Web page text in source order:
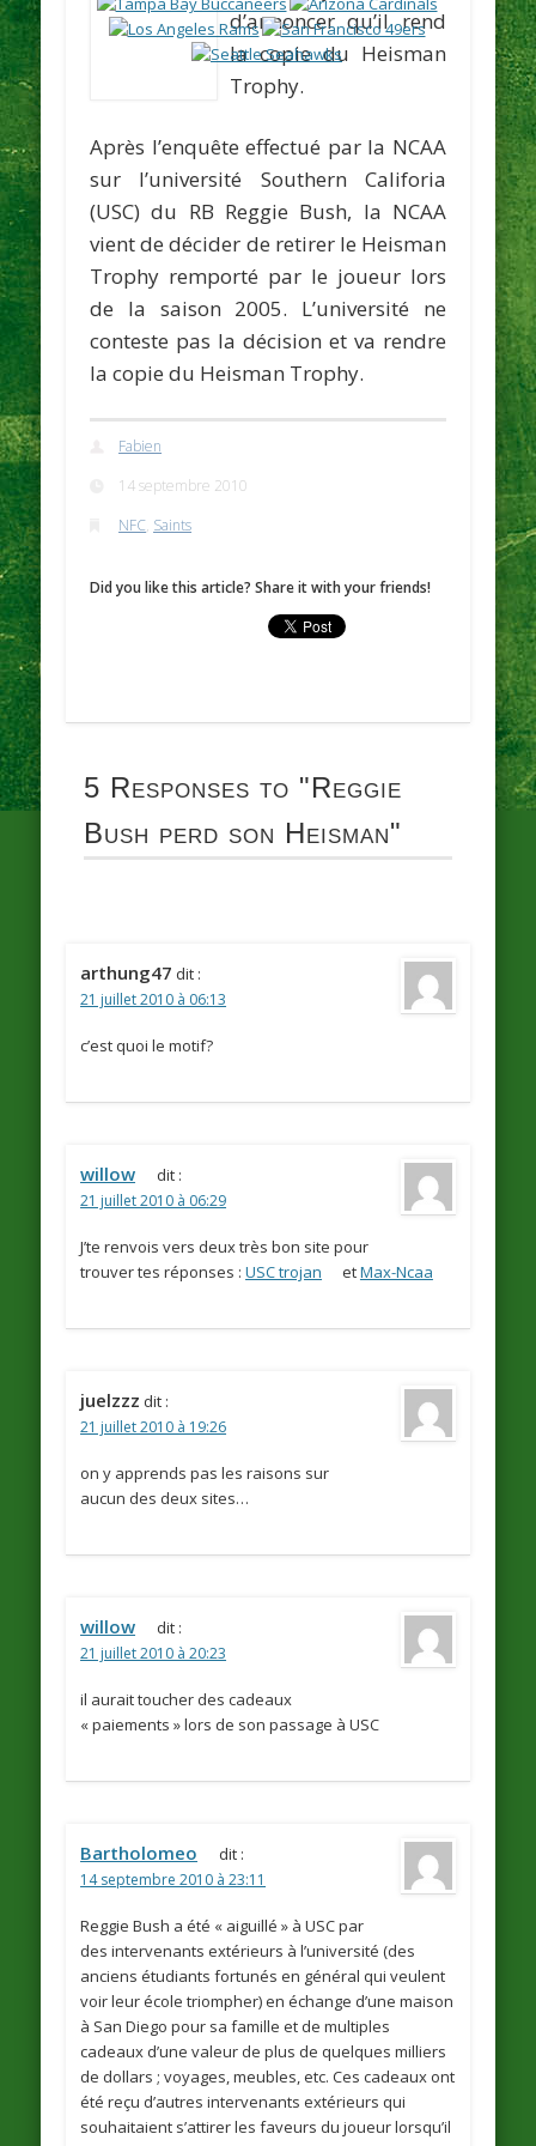
d’annoncer qu’il rend
la copie du Heisman
Trophy.
Après l’enquête effectué par la NCAA
sur l’université Southern Califoria
(USC) du RB Reggie Bush, la NCAA
vient de décider de retirer le Heisman
Trophy remporté par le joueur lors
de la saison 2005. L’université ne
conteste pas la décision et va rendre
la copie du Heisman Trophy.
Fabien
14 septembre 2010
NFC, Saints
Did you like this article? Share it with your friends!
5 Responses to "Reggie
Bush perd son Heisman"
arthung47 dit :
21 juillet 2010 à 06:13
c’est quoi le motif?
willow dit :
21 juillet 2010 à 06:29
J’te renvois vers deux très bon site pour
trouver tes réponses :USC trojan etMax-Ncaa
juelzzz dit :
21 juillet 2010 à 19:26
on y apprends pas les raisons sur
aucun des deux sites…
willow dit :
21 juillet 2010 à 20:23
il aurait toucher des cadeaux
« paiements » lors de son passage à USC
Bartholomeo dit :
14 septembre 2010 à 23:11
Reggie Bush a été « aiguillé » à USC par
des intervenants extérieurs à l’université (des
anciens étudiants fortunés en général qui veulent
voir leur école triompher) en échange d’une maison
à San Diego pour sa famille et de multiples
cadeaux d’une valeur de plus de quelques milliers
de dollars ; voyages, meubles, etc. Ces cadeaux ont
été reçu d’autres intervenants extérieurs qui
souhaitaient s’attirer les faveurs du joueur lorsqu’il